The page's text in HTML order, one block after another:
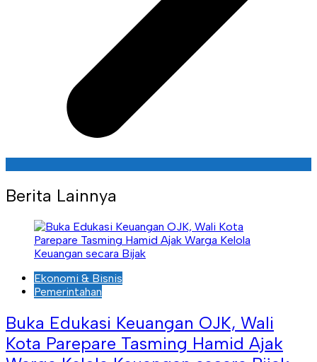
Berita Lainnya
Ekonomi & Bisnis
Pemerintahan
Buka Edukasi Keuangan OJK, Wali
Kota Parepare Tasming Hamid Ajak